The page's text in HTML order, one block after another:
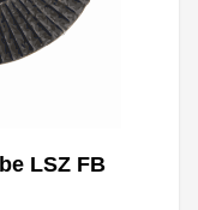
LSZ FB